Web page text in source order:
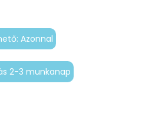
Azonnal
2-3 munkanap